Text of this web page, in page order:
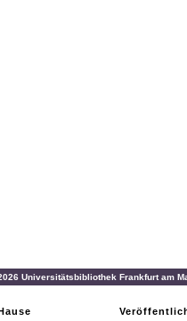
Universitätsbibliothek Frankfurt am